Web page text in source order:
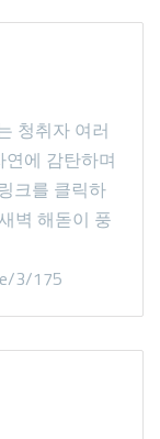
청취자 여러
에 감탄하며
크를 클릭하
벽 해돋이 풍
3/175